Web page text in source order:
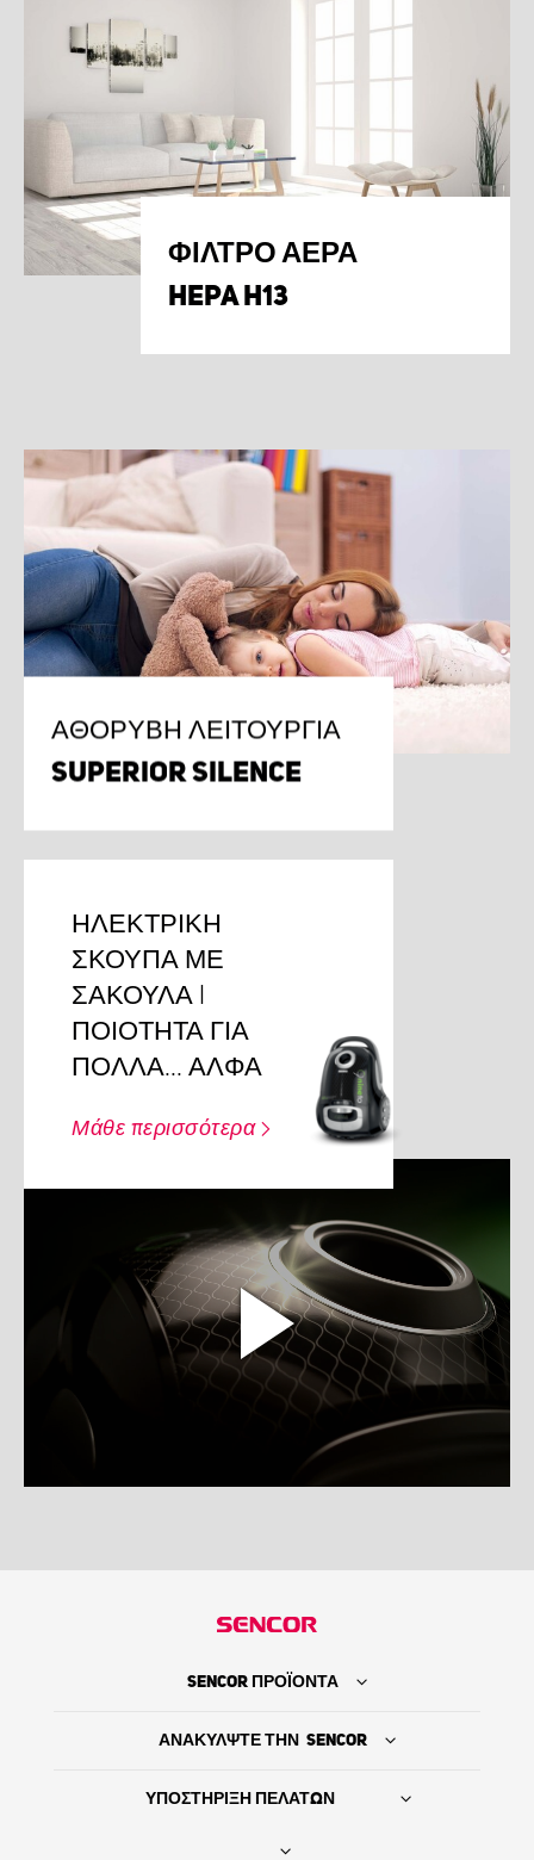
ΦΊΛΤΡΟ ΑΈΡΑ
HEPA H13
ΑΘΌΡΥΒΗ ΛΕΙΤΟΥΡΓΊΑ
SUPERIOR SILENCE
ΗΛΕΚΤΡΙΚΗ
ΣΚΟΥΠΑ ΜΕ
ΣΑΚΟΥΛΑ I
ΠΟΙΟΤΗΤΑ ΓΙΑ
ΠΟΛΛΑ... ΑΛΦΑ
Μάθε περισσότερα
SENCOR ΠΡΟΪΟΝΤΑ
ΑΝΑΚΥΛΨΤΕ ΤΗΝ SENCOR
ΥΠΟΣΤΗΡΙΞΗ ΠΕΛΑΤΩΝ